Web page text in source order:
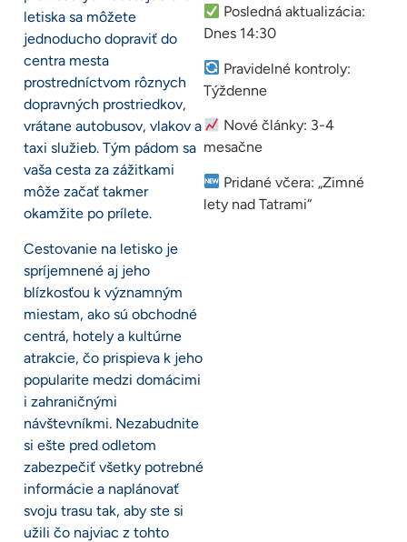
letiska sa môžete
jednoducho dopraviť do
centra mesta
prostredníctvom rôznych
dopravných prostriedkov,
vrátane autobusov, vlakov a
taxi služieb. Tým pádom sa
vaša cesta za zážitkami
môže začať takmer
okamžite po prílete.
Cestovanie na letisko je
spríjemnené aj jeho
blízkosťou k významným
miestam, ako sú obchodné
centrá, hotely a kultúrne
atrakcie, čo prispieva k jeho
popularite medzi domácimi
i zahraničnými
návštevníkmi. Nezabudnite
si ešte pred odletom
zabezpečiť všetky potrebné
informácie a naplánovať
svoju trasu tak, aby ste si
užili čo najviac z tohto
Posledná aktualizácia:
Dnes 14:30
Pravidelné kontroly:
Týždenne
Nové články: 3-4
mesačne
Pridané včera: „Zimné
lety nad Tatrami“